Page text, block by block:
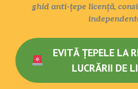
ghid anti-țepe licență,
EVITĂ ȚEPELE LA
LUCRĂRII DE